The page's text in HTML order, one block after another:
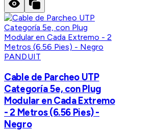
PANDUIT
Cable de Parcheo UTP
Categoría 5e, con Plug
Modular en Cada Extremo
- 2 Metros (6.56 Pies) -
Negro